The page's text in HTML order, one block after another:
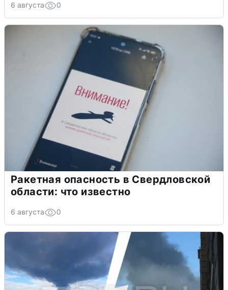
6 августа 0
Ракетная опасность в Свердловской
области: что известно
6 августа 0